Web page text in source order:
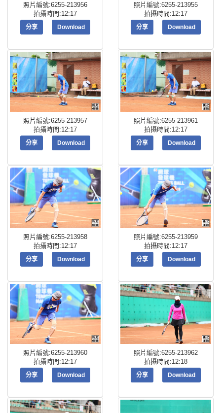
照片編號:6255-213956
拍攝時間:12:17
分享 Download
照片編號:6255-213955
拍攝時間:12:17
分享 Download
照片編號:6255-213957
拍攝時間:12:17
分享 Download
照片編號:6255-213961
拍攝時間:12:17
分享 Download
照片編號:6255-213958
拍攝時間:12:17
分享 Download
照片編號:6255-213959
拍攝時間:12:17
分享 Download
照片編號:6255-213960
拍攝時間:12:17
分享 Download
照片編號:6255-213962
拍攝時間:12:18
分享 Download